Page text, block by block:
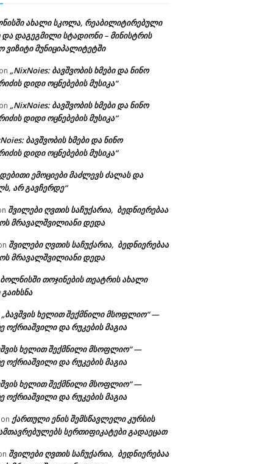
ახალი სკოლა, რეაბილიტირებული
და დაგეგმილი სტადიონი – მინისტრის
ვიზიტი მუნიციპალიტეტში
on „NixNoies: ბავშვობის ხმები და ნინო
დიდი ოცნებების მუსიკა“
on „NixNoies: ბავშვობის ხმები და ნინო
დიდი ოცნებების მუსიკა“
ბავშვობის ხმები და ნინო
დიდი ოცნებების მუსიკა“
ემოციები მაძლევს ძალას და
არ გავჩერდე“
შვილები ღვთის საჩუქარია, ბედნიერებაა
მრავალშვილიანი დედა
შვილები ღვთის საჩუქარია, ბედნიერებაა
მრავალშვილიანი დედა
ბოლნისში თოჯინების თეატრის ახალი
„ბავშვის ხელით შექმნილი მსოფლიო“ —
ოქრიაშვილი და რუკების მაგია
ხელით შექმნილი მსოფლიო“ —
ოქრიაშვილი და რუკების მაგია
ხელით შექმნილი მსოფლიო“ —
ოქრიაშვილი და რუკების მაგია
on ქართული ენის შემსწავლელი კურსის
სერთიფიკატები გადაეცათ
შვილები ღვთის საჩუქარია, ბედნიერებაა